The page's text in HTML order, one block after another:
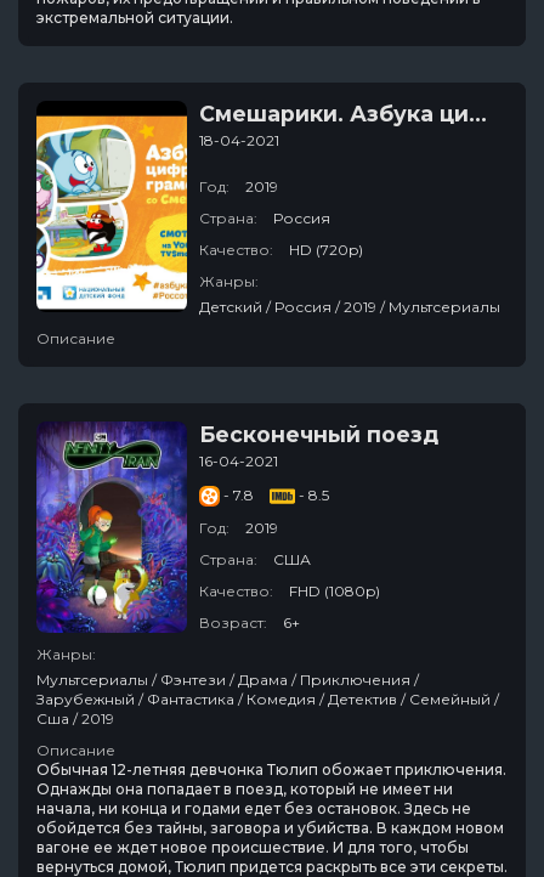
экстремальной ситуации.
Смешарики. Азбука цифровой грамотности
18-04-2021
Год:
2019
Страна:
Россия
Качество:
HD (720p)
Жанры:
Детский / Россия / 2019 / Мультсериалы
Описание
Бесконечный поезд
16-04-2021
- 7.8
- 8.5
Год:
2019
Страна:
США
Качество:
FHD (1080p)
Возраст:
6+
Жанры:
Мультсериалы / Фэнтези / Драма / Приключения /
Зарубежный / Фантастика / Комедия / Детектив / Семейный /
Сша / 2019
Описание
Обычная 12-летняя девчонка Тюлип обожает приключения.
Однажды она попадает в поезд, который не имеет ни
начала, ни конца и годами едет без остановок. Здесь не
обойдется без тайны, заговора и убийства. В каждом новом
вагоне ее ждет новое происшествие. И для того, чтобы
вернуться домой, Тюлип придется раскрыть все эти секреты.